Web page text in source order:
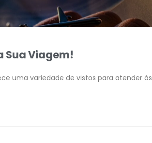
Sua Viagem!
uma variedade de vistos para atender às